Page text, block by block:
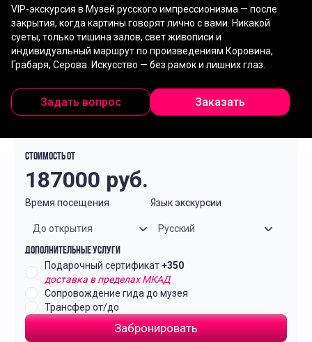
VIP-экскурсия в Музей русского импрессионизма — после
закрытия, когда картины говорят лично с вами. Никакой
суеты, только тишина залов, свет живописи и
индивидуальный маршрут по произведениям Коровина,
Грабаря, Серова. Искусство — без рамок и лишних глаз.
Задать вопрос Заказать
Стоимость от
187000 руб.
Время посещения
До открытия
Язык экскурсии
Русский
Дополнительные услуги
Подарочный сертификат+350
доставка в пределах МКАД
Сопровождение гида до музея
Трансфер от/до
Забронировать